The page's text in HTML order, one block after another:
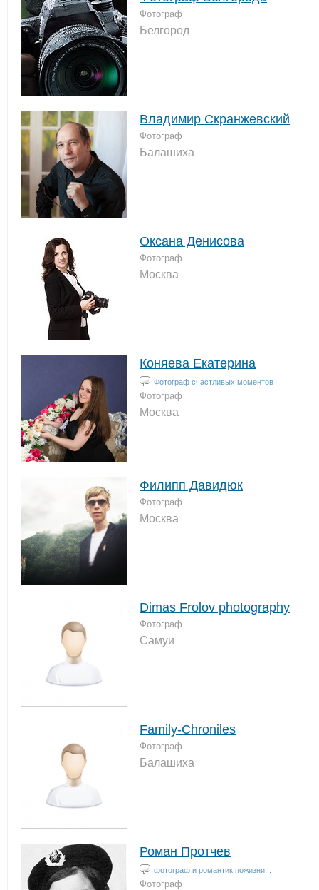
Фотограф
Белгород
Владимир Скранжевский
Фотограф
Балашиха
Оксана Денисова
Фотограф
Москва
Коняева Екатерина
Фотограф счастливых моментов
Фотограф
Москва
Филипп Давидюк
Фотограф
Москва
Dimas Frolov photography
Фотограф
Самуи
Family-Chroniles
Фотограф
Балашиха
Роман Протчев
фотограф и романтик пожизни...
Фотограф